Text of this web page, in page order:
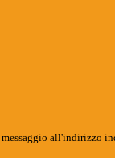
all'indirizzo